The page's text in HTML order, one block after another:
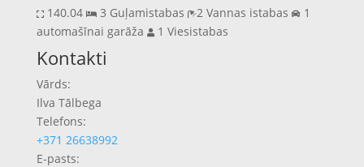
140.04
3 Guļamistabas 2 Vannas istabas 1
automašīnai garāža
1 Viesistabas
Previous
Next
Kontakti
Vārds:
Ilva Tālbega
Telefons:
+371 26638992
E-pasts: